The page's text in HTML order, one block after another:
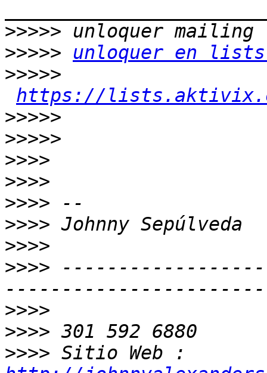
>>>>>
>>>>>
unloquer en
>>>>>
https://
>>>>>
>>>>>
>>>>
>>>>
>>>>
>>>>
>>>>
>>>>
>>>>
>>>>
>>>>